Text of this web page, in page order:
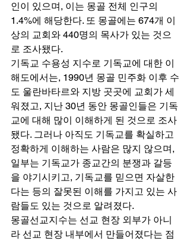
인이 있으며, 이는 몽골 전체 인구의
1.4%에 해당한다. 또 몽골에는 674개 이
상의 교회와 440명의 목사가 있는 것으
로 조사됐다.
기독교 수용성 지수로 기독교에 대한 이
해도에서는, 1990년 몽골 민주화 이후 수
도 울란바타르와 지방 곳곳에 교회가 세
워졌고, 지난 30년 동안 몽골인들은 기독
교에 대해 많이 이해하게 된 것으로 조사
됐다. 그러나 아직도 기독교를 확실하고
정확하게 이해하는 사람은 많지 않으며,
일부는 기독교가 종교간의 분쟁과 갈등
을 야기시키고, 기독교를 믿으면 자살한
다는 등의 잘못된 이해를 가지고 있는 사
람들도 있는 것으로 알려졌다.
몽골선교지수는 선교 현장 외부가 아니
라 선교 현장 내부에서 만들어졌다는 점